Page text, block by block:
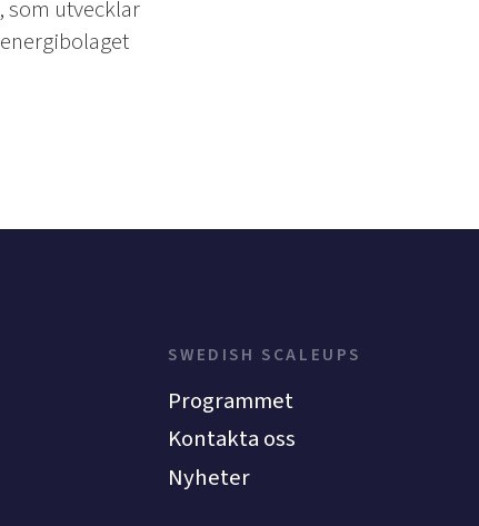
som utvecklar
SWEDISH SCALEUPS
Programmet
Kontakta oss
Nyheter